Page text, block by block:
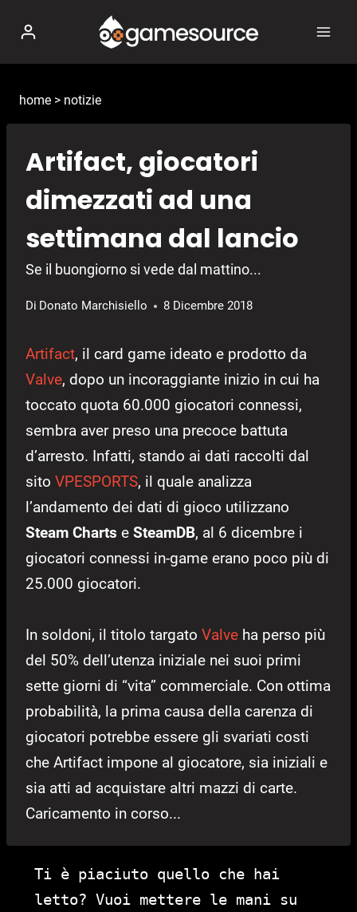
contenuto
home > notizie
Artifact, giocatori
dimezzati ad una
settimana dal lancio
Se il buongiorno si vede dal mattino...
Di Donato Marchisiello 8 Dicembre 2018
Artifact, il card game ideato e prodotto da
Valve, dopo un incoraggiante inizio in cui ha
toccato quota 60.000 giocatori connessi,
sembra aver preso una precoce battuta
d’arresto. Infatti, stando ai dati raccolti dal
sito VPESPORTS, il quale analizza
l’andamento dei dati di gioco utilizzano
Steam Charts e SteamDB, al 6 dicembre i
giocatori connessi in-game erano poco più di
25.000 giocatori.
In soldoni, il titolo targato Valve ha perso più
del 50% dell’utenza iniziale nei suoi primi
sette giorni di “vita” commerciale. Con ottima
probabilità, la prima causa della carenza di
giocatori potrebbe essere gli svariati costi
che Artifact impone al giocatore, sia iniziali e
sia atti ad acquistare altri mazzi di carte.
Caricamento in corso...
Ti è piaciuto quello che hai
letto? Vuoi mettere le mani su